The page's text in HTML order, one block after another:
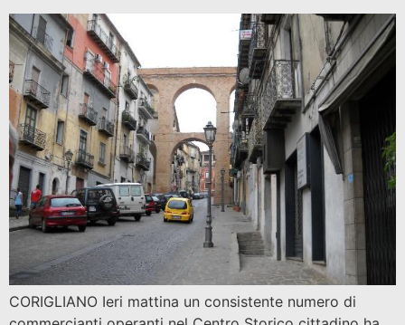
CORIGLIANO Ieri mattina un consistente numero di